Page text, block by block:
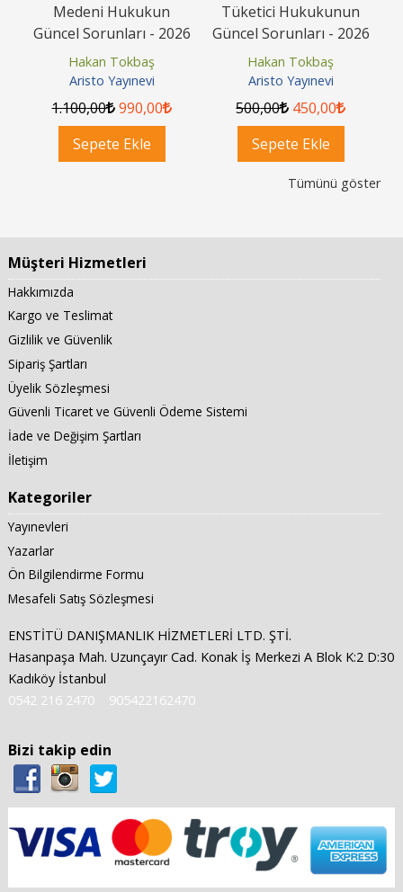
Medeni Hukukun
Güncel Sorunları - 2026
Hakan Tokbaş
Aristo Yayınevi
1.100,00 990,00
Sepete Ekle
Tüketici Hukukunun
Güncel Sorunları - 2026
Hakan Tokbaş
Aristo Yayınevi
500,00 450,00
Sepete Ekle
Tümünü göster
Müşteri Hizmetleri
Hakkımızda
Kargo ve Teslimat
Gizlilik ve Güvenlik
Sipariş Şartları
Üyelik Sözleşmesi
Güvenli Ticaret ve Güvenli Ödeme Sistemi
İade ve Değişim Şartları
İletişim
Kategoriler
Yayınevleri
Yazarlar
Ön Bilgilendirme Formu
Mesafeli Satış Sözleşmesi
ENSTİTÜ DANIŞMANLIK HİZMETLERİ LTD. ŞTİ.
Hasanpaşa Mah. Uzunçayır Cad. Konak İş Merkezi A Blok K:2 D:30
Kadıköy İstanbul
0542 216 2470
905422162470
Bizi takip edin